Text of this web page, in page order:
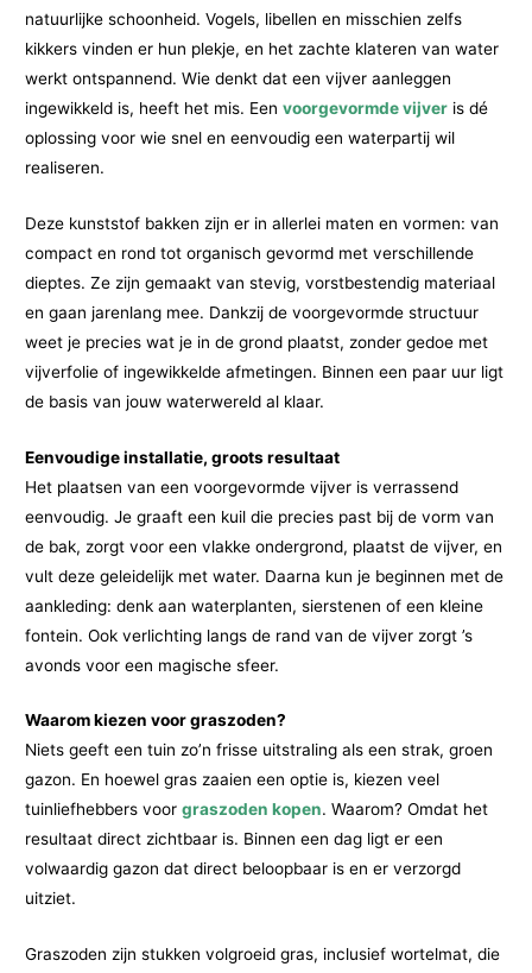
natuurlijke schoonheid. Vogels, libellen en misschien zelfs
kikkers vinden er hun plekje, en het zachte klateren van water
werkt ontspannend. Wie denkt dat een vijver aanleggen
ingewikkeld is, heeft het mis. Eenvoorgevormde vijver is dé
oplossing voor wie snel en eenvoudig een waterpartij wil
realiseren.
Deze kunststof bakken zijn er in allerlei maten en vormen: van
compact en rond tot organisch gevormd met verschillende
dieptes. Ze zijn gemaakt van stevig, vorstbestendig materiaal
en gaan jarenlang mee. Dankzij de voorgevormde structuur
weet je precies wat je in de grond plaatst, zonder gedoe met
vijverfolie of ingewikkelde afmetingen. Binnen een paar uur ligt
de basis van jouw waterwereld al klaar.
Eenvoudige installatie, groots resultaat
Het plaatsen van een voorgevormde vijver is verrassend
eenvoudig. Je graaft een kuil die precies past bij de vorm van
de bak, zorgt voor een vlakke ondergrond, plaatst de vijver, en
vult deze geleidelijk met water. Daarna kun je beginnen met de
aankleding: denk aan waterplanten, sierstenen of een kleine
fontein. Ook verlichting langs de rand van de vijver zorgt ’s
avonds voor een magische sfeer.
Waarom kiezen voor graszoden?
Niets geeft een tuin zo’n frisse uitstraling als een strak, groen
gazon. En hoewel gras zaaien een optie is, kiezen veel
tuinliefhebbers voorgraszoden kopen. Waarom? Omdat het
resultaat direct zichtbaar is. Binnen een dag ligt er een
volwaardig gazon dat direct beloopbaar is en er verzorgd
uitziet.
Graszoden zijn stukken volgroeid gras, inclusief wortelmat, die